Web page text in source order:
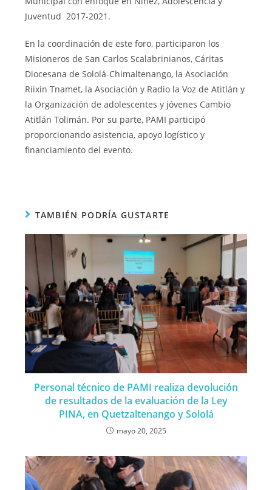
Juventud 2017-2021.
En la coordinación de este foro, participaron los
Misioneros de San Carlos Scalabrinianos, Cáritas
Diocesana de Sololá-Chimaltenango, la Asociación
Riixin Tnamet, la Asociación y Radio la Voz de Atitlán y
la Organización de adolescentes y jóvenes Cambio
Atitlán Tolimán. Por su parte, PAMI participó
proporcionando asistencia, apoyo logístico y
financiamiento del evento.
TAMBIÉN PODRÍA GUSTARTE
Personal técnico de PAMI realiza devolución
de resultados de la evaluación de la Ley
PINA, en Quetzaltenango y Sololá
mayo 20, 2025